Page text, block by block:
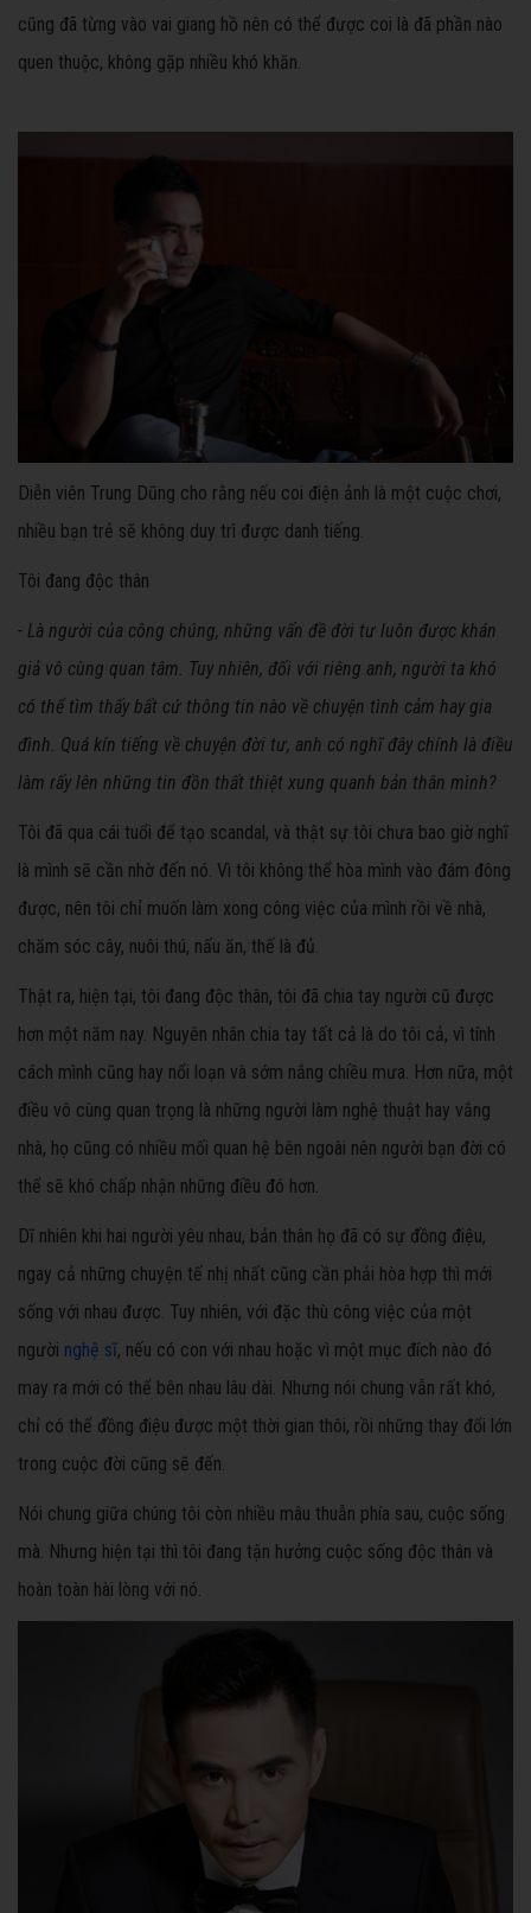
cũng đã từng vào vai giang hồ nên có thể được coi là đã phần nào
quen thuộc, không gặp nhiều khó khăn.
Diễn viên Trung Dũng cho rằng nếu coi điện ảnh là một cuộc chơi,
nhiều bạn trẻ sẽ không duy trì được danh tiếng.
Tôi đang độc thân
- Là người của công chúng, những vấn đề đời tư luôn được khán
giả vô cùng quan tâm. Tuy nhiên, đối với riêng anh, người ta khó
có thể tìm thấy bất cứ thông tin nào về chuyện tình cảm hay gia
đình. Quá kín tiếng về chuyện đời tư, anh có nghĩ đây chính là điều
làm rấy lên những tin đồn thất thiệt xung quanh bản thân mình?
Tôi đã qua cái tuổi để tạo scandal, và thật sự tôi chưa bao giờ nghĩ
là mình sẽ cần nhờ đến nó. Vì tôi không thể hòa mình vào đám đông
được, nên tôi chỉ muốn làm xong công việc của mình rồi về nhà,
chăm sóc cây, nuôi thú, nấu ăn, thế là đủ.
Thật ra, hiện tại, tôi đang độc thân, tôi đã chia tay người cũ được
hơn một năm nay. Nguyên nhân chia tay tất cả là do tôi cả, vì tính
cách mình cũng hay nổi loạn và sớm nắng chiều mưa. Hơn nữa, một
điều vô cùng quan trọng là những người làm nghệ thuật hay vắng
nhà, họ cũng có nhiều mối quan hệ bên ngoài nên người bạn đời có
thể sẽ khó chấp nhận những điều đó hơn.
Dĩ nhiên khi hai người yêu nhau, bản thân họ đã có sự đồng điệu,
ngay cả những chuyện tế nhị nhất cũng cần phải hòa hợp thì mới
sống với nhau được. Tuy nhiên, với đặc thù công việc của một
người nghệ sĩ, nếu có con với nhau hoặc vì một mục đích nào đó
may ra mới có thể bên nhau lâu dài. Nhưng nói chung vẫn rất khó,
chỉ có thể đồng điệu được một thời gian thôi, rồi những thay đổi lớn
trong cuộc đời cũng sẽ đến.
Nói chung giữa chúng tôi còn nhiều mâu thuẫn phía sau, cuộc sống
mà. Nhưng hiện tại thì tôi đang tận hưởng cuộc sống độc thân và
hoàn toàn hài lòng với nó.